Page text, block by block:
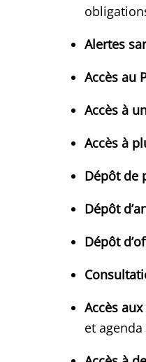
Alertes
Accès au
Accès à
Accès à
Dépôt de
Dépôt
Dépôt
Accès
et